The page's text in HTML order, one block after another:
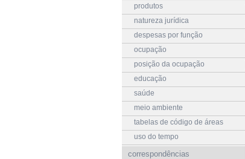
produtos
natureza jurídica
despesas por função
ocupação
posição da ocupação
educação
saúde
meio ambiente
tabelas de código de áreas
uso do tempo
correspondências